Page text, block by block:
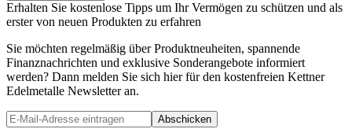
Erhalten Sie kostenlose Tipps um Ihr Vermögen zu schützen und als
erster von neuen Produkten zu erfahren
Sie möchten regelmäßig über Produktneuheiten, spannende
Finanznachrichten und exklusive Sonderangebote informiert
werden? Dann melden Sie sich hier für den kostenfreien Kettner
Edelmetalle Newsletter an.
Abschicken